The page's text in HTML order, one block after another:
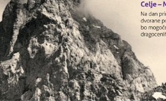
Povezave
Varstvo osebnih podatkov
Katalog informacij javnega značaja
Zakonodaja